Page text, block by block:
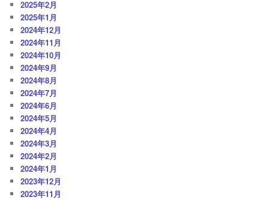
2025年2月
2025年1月
2024年12月
2024年11月
2024年10月
2024年9月
2024年8月
2024年7月
2024年6月
2024年5月
2024年4月
2024年3月
2024年2月
2024年1月
2023年12月
2023年11月